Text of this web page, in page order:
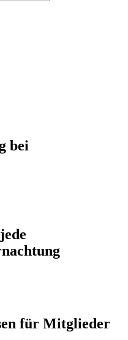
bei
für Mitglieder